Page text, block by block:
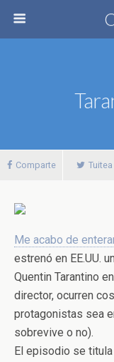
Comparte Tuitea
Me acabo de
estrenó en EE.UU.
Quentin Tarantino
director, ocurren
protagonistas sea
sobrevive o no).
El episodio se